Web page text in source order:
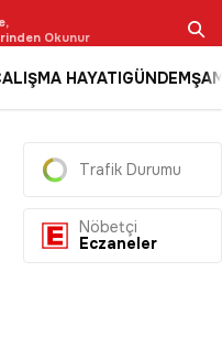
Okunur
HAYATIGÜNDEM
Trafik Durumu
Nöbetçi
Eczaneler